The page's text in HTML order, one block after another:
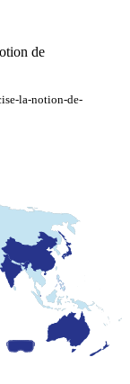
de
la-notion-de-